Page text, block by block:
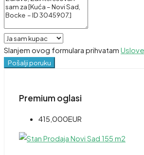
Slanjem ovog formulara prihvatam
Pošalji poruku
Premium oglasi
415,000EUR